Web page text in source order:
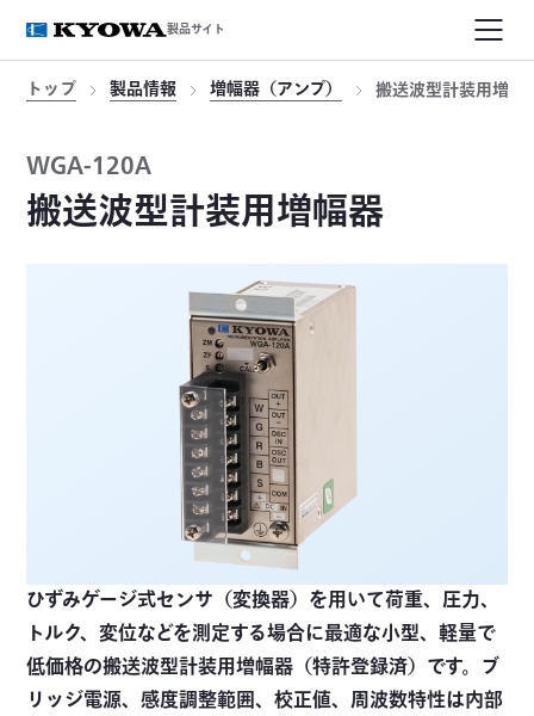
製品サイト
トップ 製品情報 増幅器（アンプ） 搬送波型計装用増幅
WGA-120A
搬送波型計装用増幅器
ひずみゲージ式センサ（変換器）を用いて荷重、圧力、
トルク、変位などを測定する場合に最適な小型、軽量で
低価格の搬送波型計装用増幅器（特許登録済）です。ブ
リッジ電源、感度調整範囲、校正値、周波数特性は内部